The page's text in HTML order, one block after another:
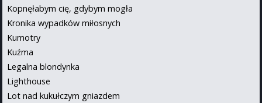
Kopnęłabym cię, gdybym mogła
Kronika wypadków miłosnych
Kumotry
Kuźma
Legalna blondynka
Lighthouse
Lot nad kukułczym gniazdem